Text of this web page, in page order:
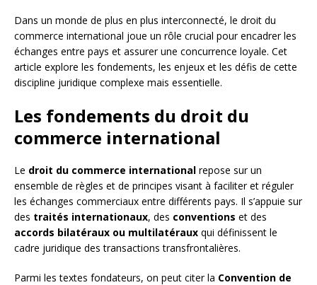
Dans un monde de plus en plus interconnecté, le droit du
commerce international joue un rôle crucial pour encadrer les
échanges entre pays et assurer une concurrence loyale. Cet
article explore les fondements, les enjeux et les défis de cette
discipline juridique complexe mais essentielle.
Les fondements du droit du
commerce international
Le droit du commerce international repose sur un
ensemble de règles et de principes visant à faciliter et réguler
les échanges commerciaux entre différents pays. Il s’appuie sur
des traités internationaux, des conventions et des
accords bilatéraux ou multilatéraux qui définissent le
cadre juridique des transactions transfrontalières.
Parmi les textes fondateurs, on peut citer la Convention de